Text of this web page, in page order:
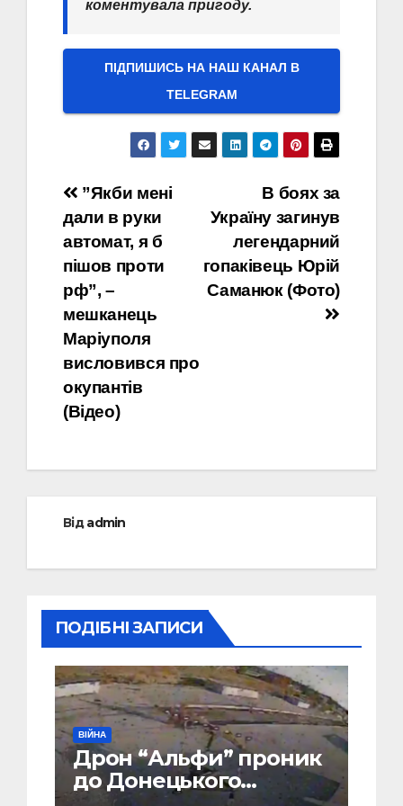
коментувала пригоду.
ПІДПИШИСЬ НА НАШ КАНАЛ В
ТELEGRAM
Навігація
записів
В боях за
Україну загинув
легендарний
гопаківець Юрій
Саманюк (Фото)
”Якби мені
дали в руки
автомат, я б
пішов проти
рф”, –
мешканець
Маріуполя
висловився про
окупантів
(Відео)
Відadmin
ПОДІБНІ ЗАПИСИ
ВІЙНА
Дрон “Альфи” проник
до Донецького